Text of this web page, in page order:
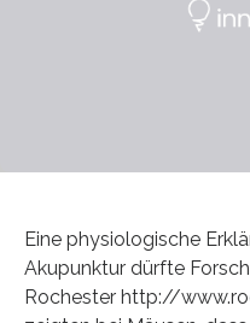
Eine physiologische
Akupunktur dürfte
Rochester http://